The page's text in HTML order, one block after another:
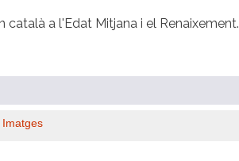
català a l'Edat Mitjana i el Renaixement.
Imatges